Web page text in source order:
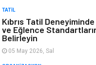
TATIL
Kıbrıs Tatil
ve Eğlence
Belirleyin
05 May 2026, Sal